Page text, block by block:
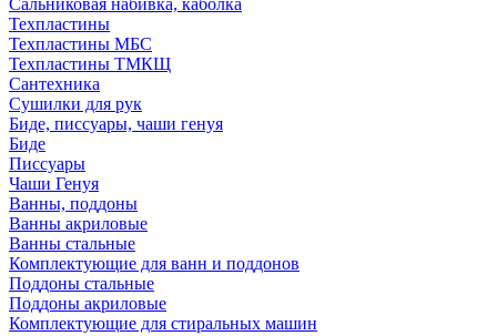
Сальниковая набивка, каболка
Техпластины
Техпластины МБС
Техпластины ТМКЩ
Сантехника
Сушилки для рук
Биде, писсуары, чаши генуя
Биде
Писсуары
Чаши Генуя
Ванны, поддоны
Ванны акриловые
Ванны стальные
Комплектующие для ванн и поддонов
Поддоны стальные
Поддоны акриловые
Комплектующие для стиральных машин